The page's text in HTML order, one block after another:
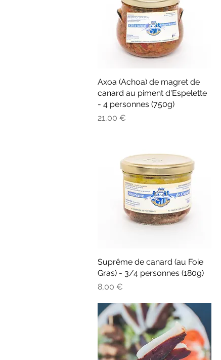
Aperçu rapide
Axoa (Achoa) de magret de
canard au piment d'Espelette
- 4 personnes (750g)
Prix
21,00 €
Aperçu rapide
Suprême de canard (au Foie
Gras) - 3/4 personnes (180g)
Prix
8,00 €